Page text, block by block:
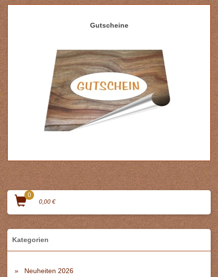
Gutscheine
0
0,00 €
Kategorien
Neuheiten 2026